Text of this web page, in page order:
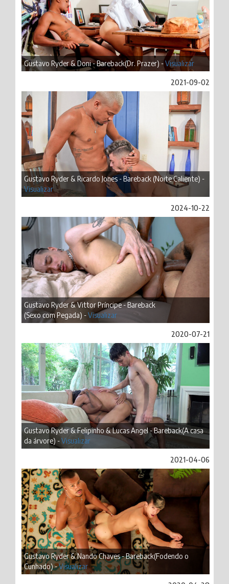
Gustavo Ryder & Doni - Bareback(Dr. Prazer) -Visualizar
2021-09-02
Gustavo Ryder & Ricardo Jones - Bareback (Noite Caliente) -
Visualizar
2024-10-22
Gustavo Ryder & Vittor Príncipe - Bareback
(Sexo com Pegada) -Visualizar
2020-07-21
Gustavo Ryder & Felipinho & Lucas Angel - Bareback(A casa
da árvore) -Visualizar
2021-04-06
Gustavo Ryder & Nando Chaves - Bareback(Fodendo o
Cunhado) -Visualizar